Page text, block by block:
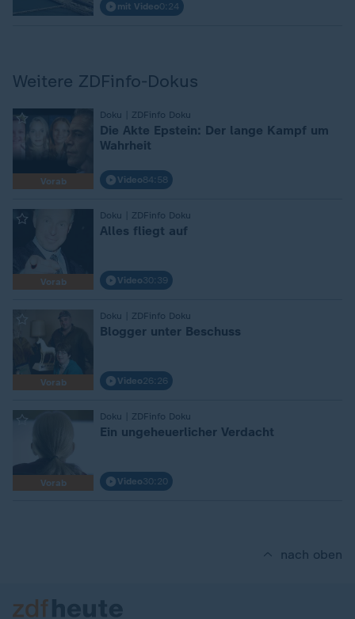
mit Video0:24
Weitere ZDFinfo-Dokus
Vorab
Doku | ZDFinfo Doku
:
Die Akte Epstein: Der lange Kampf um
Wahrheit
Video84:58
Vorab
Doku | ZDFinfo Doku
: Alles fliegt auf
Video30:39
Vorab
Doku | ZDFinfo Doku
: Blogger unter Beschuss
Video26:26
Vorab
Doku | ZDFinfo Doku
: Ein ungeheuerlicher Verdacht
Video30:20
nach oben